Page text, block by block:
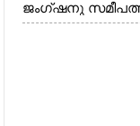
ജംഗ്ഷനു